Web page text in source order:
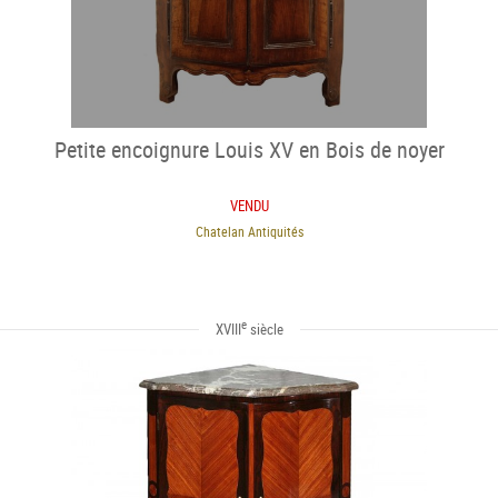
Petite encoignure Louis XV en Bois de noyer
VENDU
Chatelan Antiquités
XVIIIesiècle